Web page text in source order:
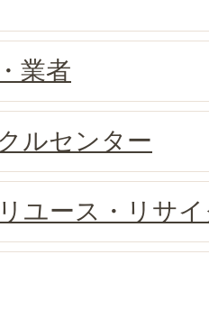
業者
ルセンター
ユース・リサ